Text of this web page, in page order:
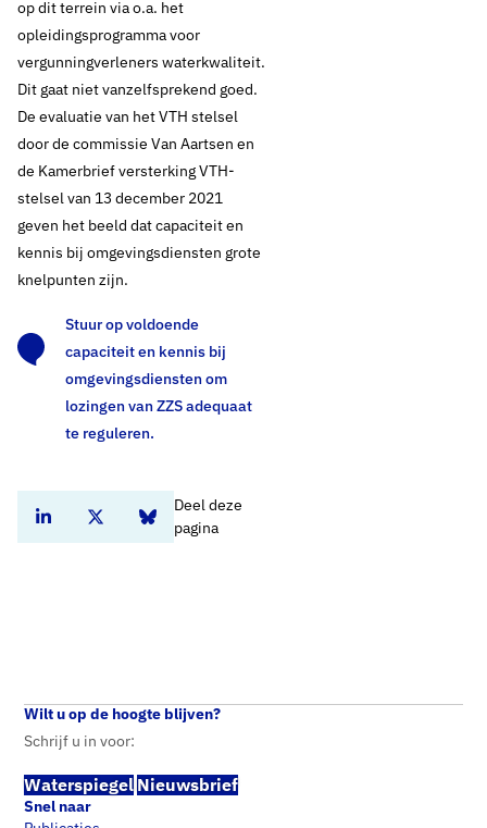
op dit terrein via o.a. het
opleidingsprogramma voor
vergunningverleners waterkwaliteit.
Dit gaat niet vanzelfsprekend goed.
De evaluatie van het VTH stelsel
door de commissie Van Aartsen en
de Kamerbrief versterking VTH-
stelsel van 13 december 2021
geven het beeld dat capaciteit en
kennis bij omgevingsdiensten grote
knelpunten zijn.
Stuur op voldoende
capaciteit en kennis bij
omgevingsdiensten om
lozingen van ZZS adequaat
te reguleren.
Deel deze
pagina
Deel dit artikel op Linkedin
Deel dit artikel op Twitter
Deel dit artikel op Bluesky
Wilt u op de hoogte blijven?
Schrijf u in voor:
Waterspiegel Nieuwsbrief
Snel naar